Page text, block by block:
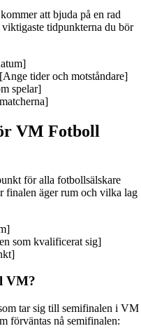
att bjuda på en rad
viktigaste tidpunkterna du bör
tider och motståndare]
spelar]
VM Fotboll
för alla fotbollsälskare
finalen äger rum och vilka lag
som kvalificerat sig]
VM?
tar sig till semifinalen i VM
förväntas nå semifinalen: